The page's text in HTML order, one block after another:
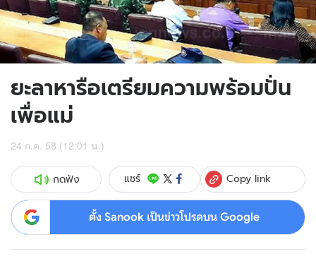
ยะลาหารือเตรียมความพร้อมปั่น
เพื่อแม่
24 ก.ค. 58 (12:01 น.)
กดฟัง แชร์ Copy link
ตั้ง Sanook เป็นข่าวโปรดบน Google